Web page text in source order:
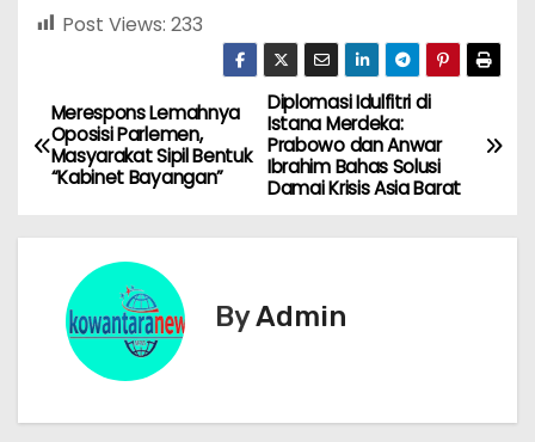
Post Views: 233
N
a
s
Diplomasi Idulfitri di
Istana Merdeka:
Prabowo dan Anwar
Ibrahim Bahas Solusi
Damai Krisis Asia Barat
Merespons Lemahnya
Oposisi Parlemen,
Masyarakat Sipil Bentuk
“Kabinet Bayangan”
ByAdmin